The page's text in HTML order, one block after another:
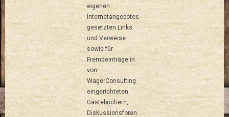
eigenen
Internetangebotes
gesetzten Links
und Verweise
sowie für
Fremdeinträge in
von
WagerConsulting
eingerichteten
Gästebüchern,
Diskussionsforen